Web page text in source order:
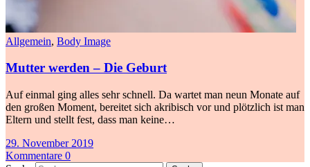
Allgemein, Body Image
Mutter werden – Die Geburt
Auf einmal ging alles sehr schnell. Da wartet man neun Monate auf
den großen Moment, bereitet sich akribisch vor und plötzlich ist man
Eltern und stellt fest, dass man keine…
29. November 2019
Kommentare 0